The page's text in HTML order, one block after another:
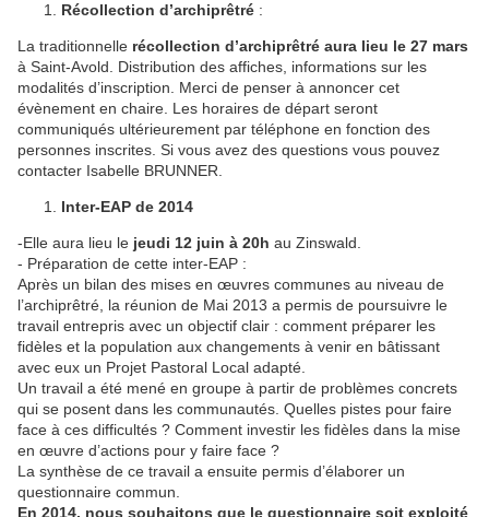
Récollection d’archiprêtré :
La traditionnelle récollection d’archiprêtré aura lieu le 27 mars
à Saint-Avold. Distribution des affiches, informations sur les
modalités d’inscription. Merci de penser à annoncer cet
évènement en chaire. Les horaires de départ seront
communiqués ultérieurement par téléphone en fonction des
personnes inscrites. Si vous avez des questions vous pouvez
contacter Isabelle BRUNNER.
Inter-EAP de 2014
-Elle aura lieu le jeudi 12 juin à 20h au Zinswald.
- Préparation de cette inter-EAP :
Après un bilan des mises en œuvres communes au niveau de
l’archiprêtré, la réunion de Mai 2013 a permis de poursuivre le
travail entrepris avec un objectif clair : comment préparer les
fidèles et la population aux changements à venir en bâtissant
avec eux un Projet Pastoral Local adapté.
Un travail a été mené en groupe à partir de problèmes concrets
qui se posent dans les communautés. Quelles pistes pour faire
face à ces difficultés ? Comment investir les fidèles dans la mise
en œuvre d’actions pour y faire face ?
La synthèse de ce travail a ensuite permis d’élaborer un
questionnaire commun.
En 2014, nous souhaitons que le questionnaire soit exploité